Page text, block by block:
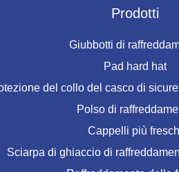
Prodotti
Giubbotti di
Pad hard hat
del collo del casco di
Polso di
Cappelli più
Sciarpa di ghiaccio di